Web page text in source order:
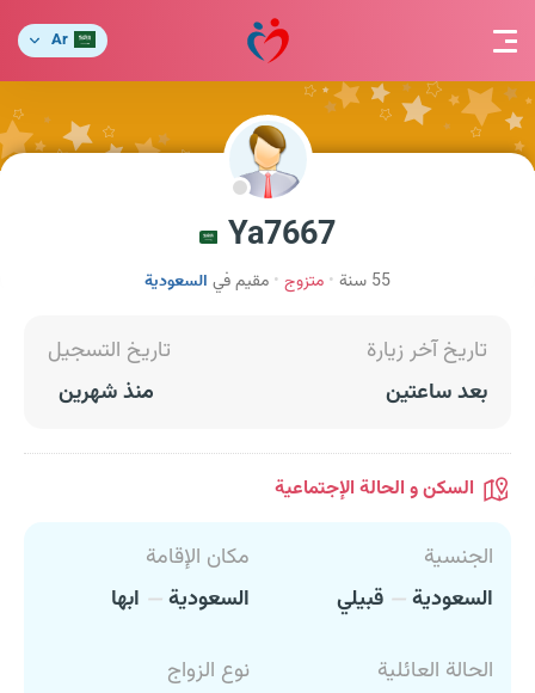
Ar
Ya7667
55 سنة متزوج مقيم في السعودية
تاريخ آخر زيارة
بعد ساعتين
تاريخ التسجيل
منذ شهرين
السكن و الحالة الإجتماعية
الجنسية
السعودية
قبيلي
مكان الإقامة
السعودية
ابها
الحالة العائلية
نوع الزواج